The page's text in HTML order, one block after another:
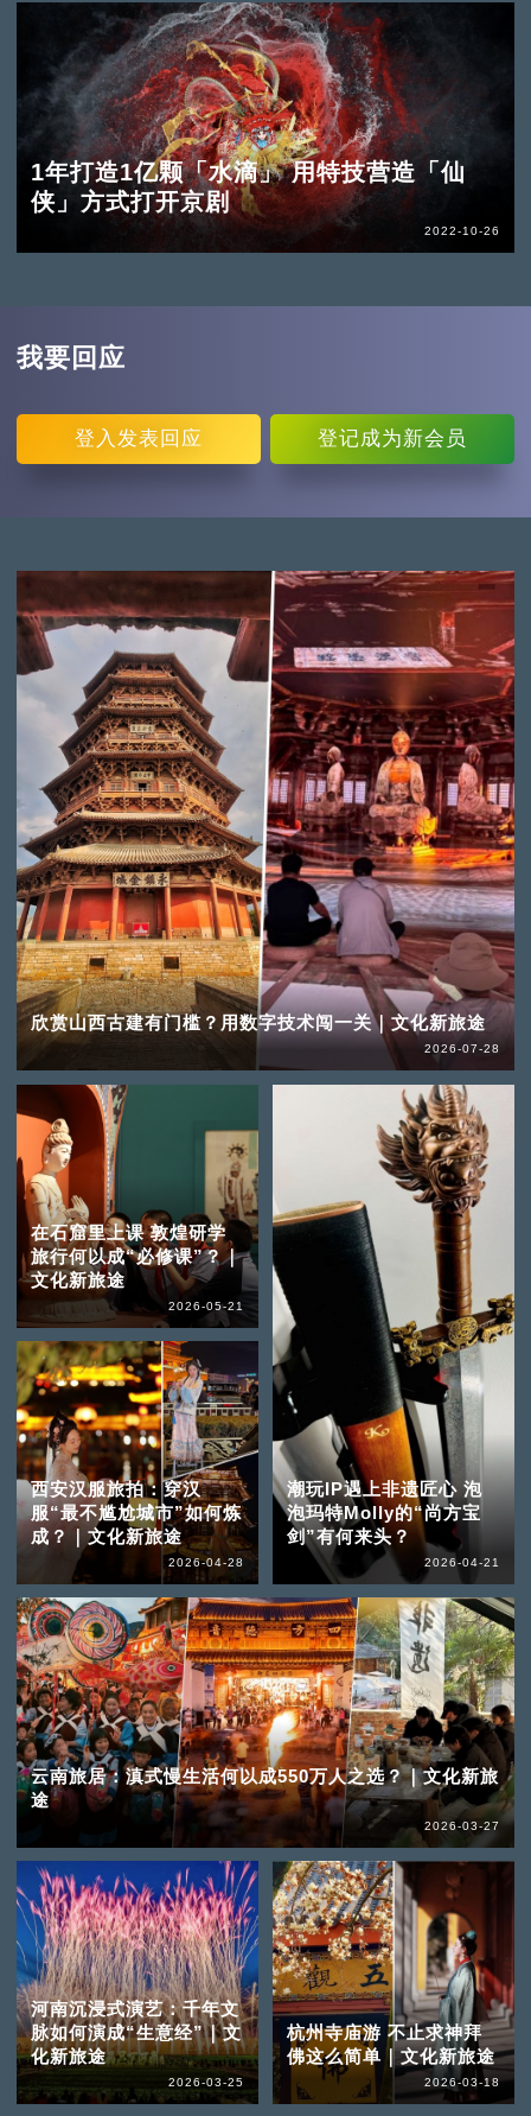
1年打造1亿颗「水滴」 用特技营造「仙
侠」方式打开京剧
2022-10-26
我要回应
登入 发表回应 登记成为新会员
欣赏山西古建有门槛？用数字技术闯一关｜文化新旅途
2026-07-28
在石窟里上课 敦煌研学
旅行何以成“必修课”？｜
文化新旅途
2026-05-21
西安汉服旅拍：穿汉
服“最不尴尬城市”如何炼
成？｜文化新旅途
2026-04-28
潮玩IP遇上非遗匠心 泡
泡玛特Molly的“尚方宝
剑”有何来头？
2026-04-21
云南旅居：滇式慢生活何以成550万人之选？｜文化新旅
途
2026-03-27
河南沉浸式演艺：千年文
脉如何演成“生意经”｜文
化新旅途
2026-03-25
杭州寺庙游 不止求神拜
佛这么简单｜文化新旅途
2026-03-18